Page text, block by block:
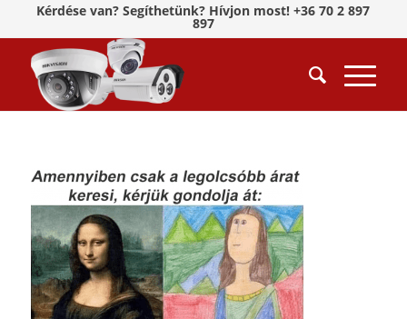
Kérdése van? Segíthetünk? Hívjon most! +36 70 2 897
897